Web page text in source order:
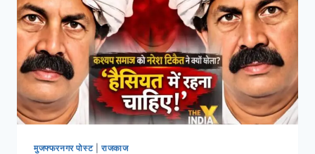
मुजफ्फरनगर पोस्ट| राजकाज